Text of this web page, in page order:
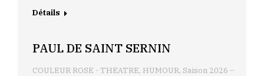
Détails
PAUL DE SAINT SERNIN
COULEUR ROSE - THEATRE, HUMOUR, Saison 2026 –